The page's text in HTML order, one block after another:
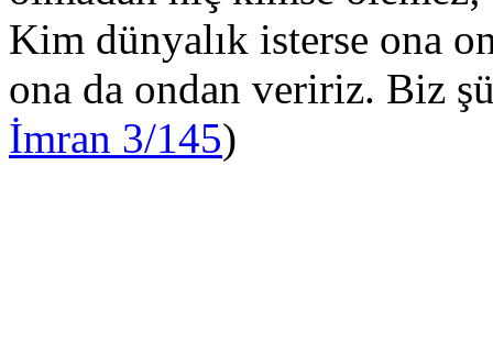
Kim dünyalık isterse ona
ona da ondan veririz. Biz
İmran 3/145)